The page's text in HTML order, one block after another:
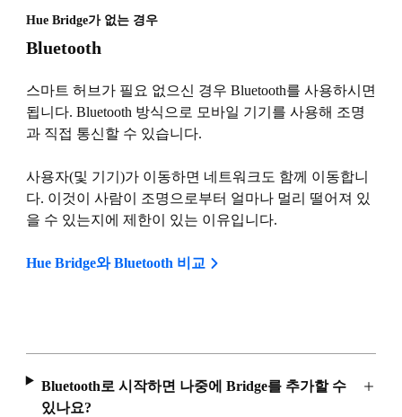
Hue Bridge가 없는 경우
Bluetooth
스마트 허브가 필요 없으신 경우 Bluetooth를 사용하시면
됩니다. Bluetooth 방식으로 모바일 기기를 사용해 조명
과 직접 통신할 수 있습니다.
사용자(및 기기)가 이동하면 네트워크도 함께 이동합니
다. 이것이 사람이 조명으로부터 얼마나 멀리 떨어져 있
을 수 있는지에 제한이 있는 이유입니다.
Hue Bridge와 Bluetooth 비교
Bluetooth로 시작하면 나중에 Bridge를 추가할 수
있나요?